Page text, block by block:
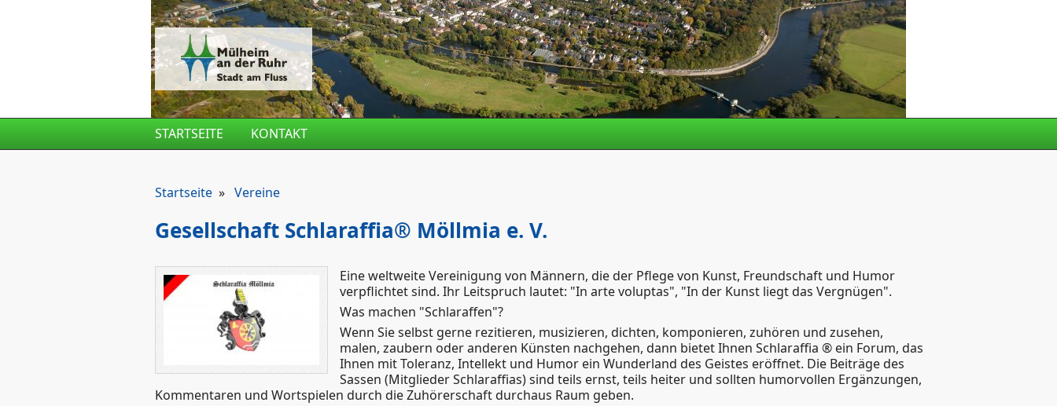
STARTSEITE KONTAKT
Startseite » Vereine
Gesellschaft Schlaraffia® Möllmia e. V.
Eine weltweite Vereinigung von Männern, die der Pflege von Kunst, Freundschaft und Humor
verpflichtet sind. Ihr Leitspruch lautet: "In arte voluptas", "In der Kunst liegt das Vergnügen".
Was machen "Schlaraffen"?
Wenn Sie selbst gerne rezitieren, musizieren, dichten, komponieren, zuhören und zusehen,
malen, zaubern oder anderen Künsten nachgehen, dann bietet Ihnen Schlaraffia ® ein Forum, das
Ihnen mit Toleranz, Intellekt und Humor ein Wunderland des Geistes eröffnet. Die Beiträge des
Sassen (Mitglieder Schlaraffias) sind teils ernst, teils heiter und sollten humorvollen Ergänzungen,
Kommentaren und Wortspielen durch die Zuhörerschaft durchaus Raum geben.